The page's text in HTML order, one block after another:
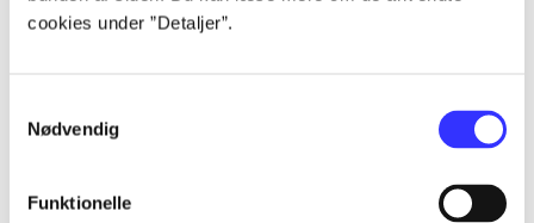
cookies under ”Detaljer”.
Nødvendig
Funktionelle
...
...